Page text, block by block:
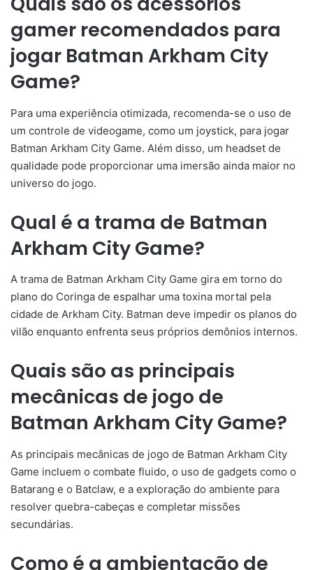
gamer recomendados para
jogar Batman Arkham City
Game?
Para uma experiência otimizada, recomenda-se o uso de
um controle de videogame, como um joystick, para jogar
Batman Arkham City Game. Além disso, um headset de
qualidade pode proporcionar uma imersão ainda maior no
universo do jogo.
Qual é a trama de Batman
Arkham City Game?
A trama de Batman Arkham City Game gira em torno do
plano do Coringa de espalhar uma toxina mortal pela
cidade de Arkham City. Batman deve impedir os planos do
vilão enquanto enfrenta seus próprios demônios internos.
Quais são as principais
mecânicas de jogo de
Batman Arkham City Game?
As principais mecânicas de jogo de Batman Arkham City
Game incluem o combate fluido, o uso de gadgets como o
Batarang e o Batclaw, e a exploração do ambiente para
resolver quebra-cabeças e completar missões
secundárias.
Como é a ambientação de